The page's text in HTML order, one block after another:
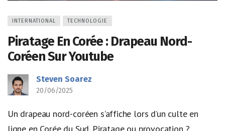
INTERNATIONAL TECHNOLOGIE
Piratage En Corée : Drapeau Nord-
Coréen Sur Youtube
Steven Soarez
20/06/2025
Un drapeau nord-coréen s’affiche lors d’un culte en
ligne en Corée du Sud. Piratage ou provocation ?